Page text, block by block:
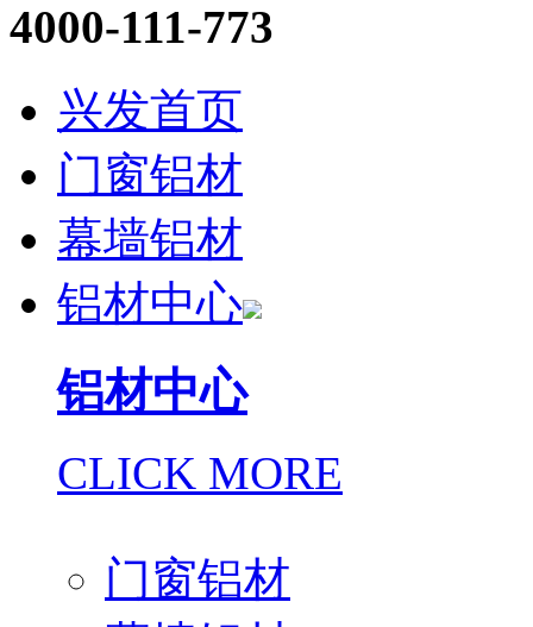
4000-111-773
兴发首页
门窗铝材
幕墙铝材
铝材中心
铝材中心
CLICK MORE
门窗铝材